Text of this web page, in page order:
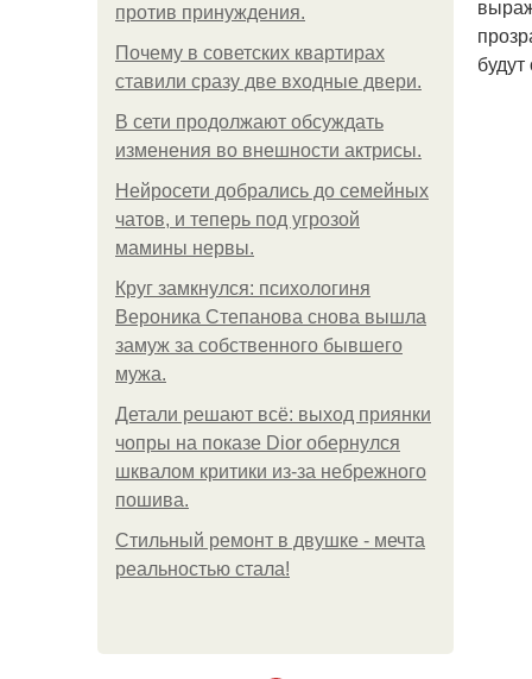
против принуждения.
Почему в советских квартирах
ставили сразу две входные двери.
В сети продолжают обсуждать
изменения во внешности актрисы.
Нейросети добрались до семейных
чатов, и теперь под угрозой
мамины нервы.
Круг замкнулся: психологиня
Вероника Степанова снова вышла
замуж за собственного бывшего
мужа.
Детали решают всё: выход приянки
чопры на показе Dior обернулся
шквалом критики из-за небрежного
пошива.
Стильный ремонт в двушке - мечта
реальностью стала!